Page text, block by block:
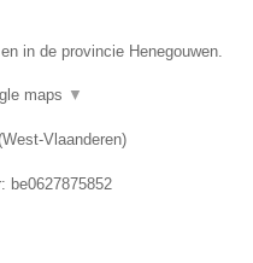
in de provincie Henegouwen.
maps ▼
West-Vlaanderen)
be0627875852